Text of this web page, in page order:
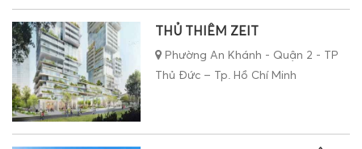
THỦ THIÊM ZEIT
Phường An Khánh - Quận 2 - TP
Thủ Đức – Tp. Hồ Chí Minh